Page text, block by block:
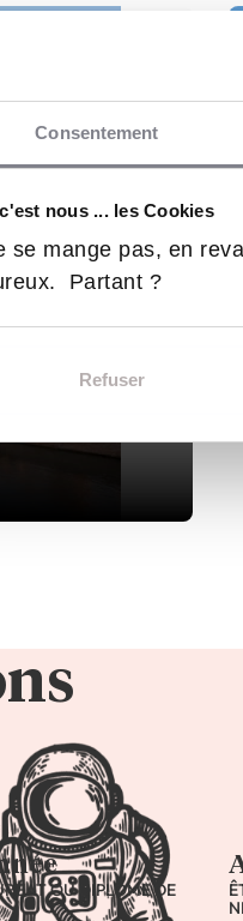
Consentement
nous ... les Cookies
se mange pas, en
Partant ?
Refuser
OU DIPLÔME DE